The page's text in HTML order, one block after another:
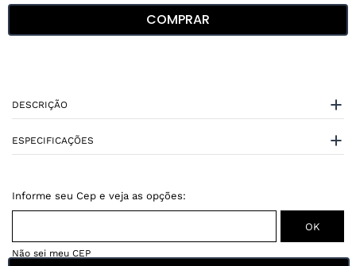
COMPRAR
DESCRIÇÃO
ESPECIFICAÇÕES
Não sei meu CEP